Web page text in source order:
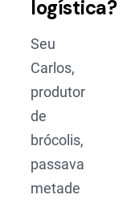
logística?
Seu
Carlos,
produtor
de
brócolis,
passava
metade